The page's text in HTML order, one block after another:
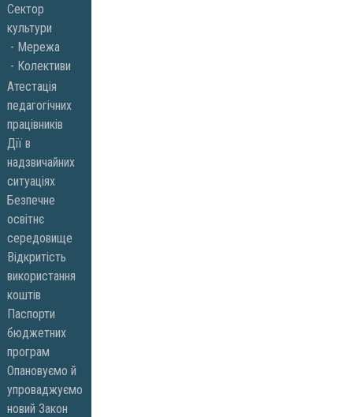
Сектор
культури
Мережа
Колективи
Атестація
педагогічних
працівників
Дії в
надзвичайних
ситуаціях
Безпечне
освітнє
середовище
Відкритість
використання
коштів
Паспорти
бюджетних
програм
Опановуємо й
упроваджуємо
новий Закон